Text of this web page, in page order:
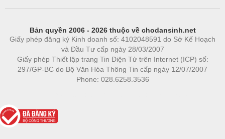
Bản quyền 2006 - 2026 thuộc về chodansinh.net
Giấy phép đăng ký Kinh doanh số: 4102048591 do Sở Kế Hoạch
và Đầu Tư cấp ngày 28/03/2007
Giấy phép Thiết lập trang Tin Điện Tử trên Internet (ICP) số:
297/GP-BC do Bộ Văn Hóa Thông Tin cấp ngày 12/07/2007
Phone: 028.6258.3536